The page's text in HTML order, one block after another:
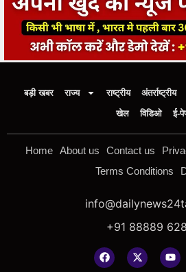
बड़ी खबर राज्य राष्ट्रीय अंतर्राष्ट्रीय
खेल
विडिओ ई-
Home About us Contact us
Terms Conditions
+91 88889